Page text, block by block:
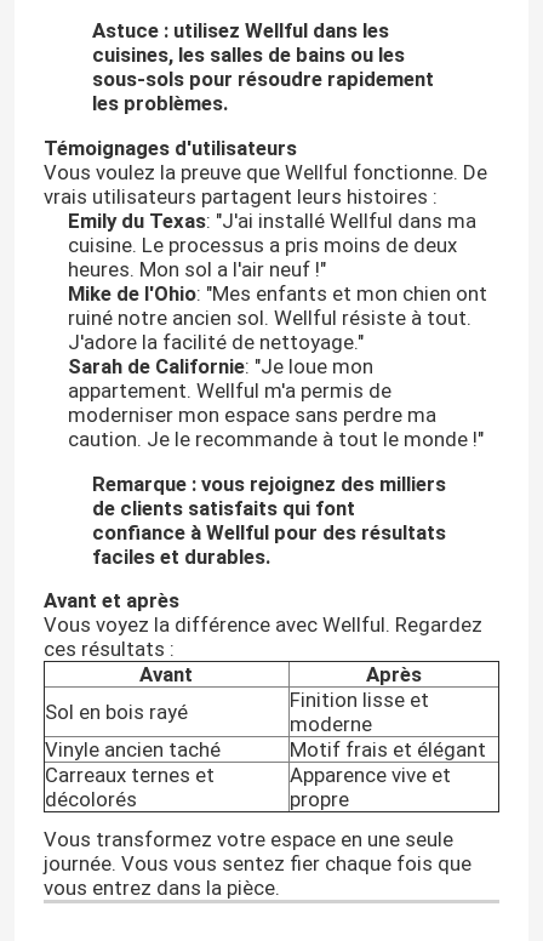
Astuce : utilisez Wellful dans les
cuisines, les salles de bains ou les
sous-sols pour résoudre rapidement
les problèmes.
Témoignages d'utilisateurs
Vous voulez la preuve que Wellful fonctionne. De
vrais utilisateurs partagent leurs histoires :
Emily du Texas: "J'ai installé Wellful dans ma
cuisine. Le processus a pris moins de deux
heures. Mon sol a l'air neuf !"
Mike de l'Ohio: "Mes enfants et mon chien ont
ruiné notre ancien sol. Wellful résiste à tout.
J'adore la facilité de nettoyage."
Sarah de Californie: "Je loue mon
appartement. Wellful m'a permis de
moderniser mon espace sans perdre ma
caution. Je le recommande à tout le monde !"
Remarque : vous rejoignez des milliers
de clients satisfaits qui font
confiance à Wellful pour des résultats
faciles et durables.
Avant et après
Vous voyez la différence avec Wellful. Regardez
ces résultats :
Avant
Après
Sol en bois rayé
Finition lisse et
moderne
Vinyle ancien taché
Motif frais et élégant
Carreaux ternes et
décolorés
Apparence vive et
propre
Vous transformez votre espace en une seule
journée. Vous vous sentez fier chaque fois que
vous entrez dans la pièce.